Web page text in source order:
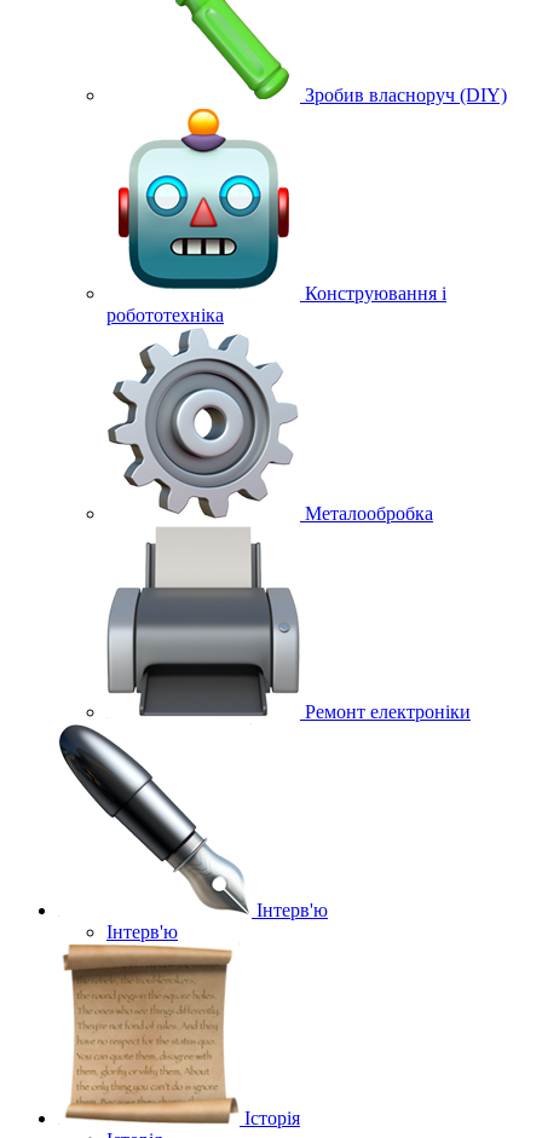
Зробив власноруч (DIY)
Конструювання і
робототехніка
Металообробка
Ремонт електроніки
Інтерв'ю
Інтерв'ю
Історія